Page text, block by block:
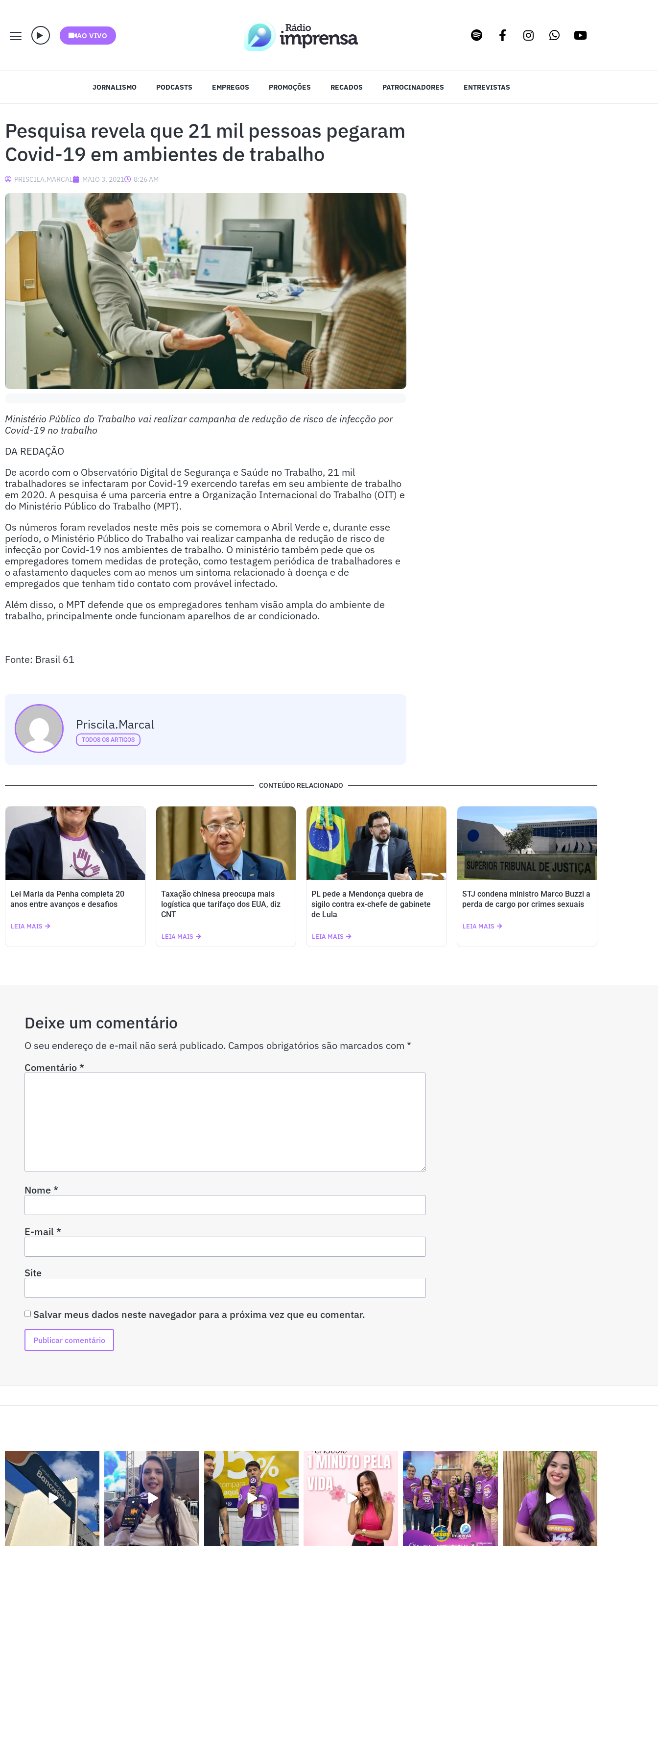
AO VIVO
JORNALISMO PODCASTS EMPREGOS PROMOÇÕES RECADOS PATROCINADORES ENTREVISTAS
Pesquisa revela que 21 mil pessoas pegaram
Covid-19 em ambientes de trabalho
PRISCILA.MARCAL MAIO 3, 2021 8:26 AM
Ministério Público do Trabalho vai realizar campanha de redução de risco de infecção por
Covid-19 no trabalho
DA REDAÇÃO
De acordo com o Observatório Digital de Segurança e Saúde no Trabalho, 21 mil
trabalhadores se infectaram por Covid-19 exercendo tarefas em seu ambiente de trabalho
em 2020. A pesquisa é uma parceria entre a Organização Internacional do Trabalho (OIT) e
do Ministério Público do Trabalho (MPT).
Os números foram revelados neste mês pois se comemora o Abril Verde e, durante esse
período, o Ministério Público do Trabalho vai realizar campanha de redução de risco de
infecção por Covid-19 nos ambientes de trabalho. O ministério também pede que os
empregadores tomem medidas de proteção, como testagem periódica de trabalhadores e
o afastamento daqueles com ao menos um sintoma relacionado à doença e de
empregados que tenham tido contato com provável infectado.
Além disso, o MPT defende que os empregadores tenham visão ampla do ambiente de
trabalho, principalmente onde funcionam aparelhos de ar condicionado.
Fonte: Brasil 61
Priscila.marcal
TODOS OS ARTIGOS
CONTEÚDO RELACIONADO
Lei Maria da Penha completa 20
anos entre avanços e desafios
LEIA MAIS
Taxação chinesa preocupa mais
logística que tarifaço dos EUA, diz
CNT
LEIA MAIS
PL pede a Mendonça quebra de
sigilo contra ex-chefe de gabinete
de Lula
LEIA MAIS
STJ condena ministro Marco Buzzi a
perda de cargo por crimes sexuais
LEIA MAIS
Deixe um comentário
O seu endereço de e-mail não será publicado. Campos obrigatórios são marcados com *
Comentário*
Nome*
E-mail*
Site
Salvar meus dados neste navegador para a próxima vez que eu comentar.